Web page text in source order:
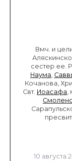
Вмч. и
сестер ее.
Наума,
Кочанова,
Свт. Иоасафа,
10 августа